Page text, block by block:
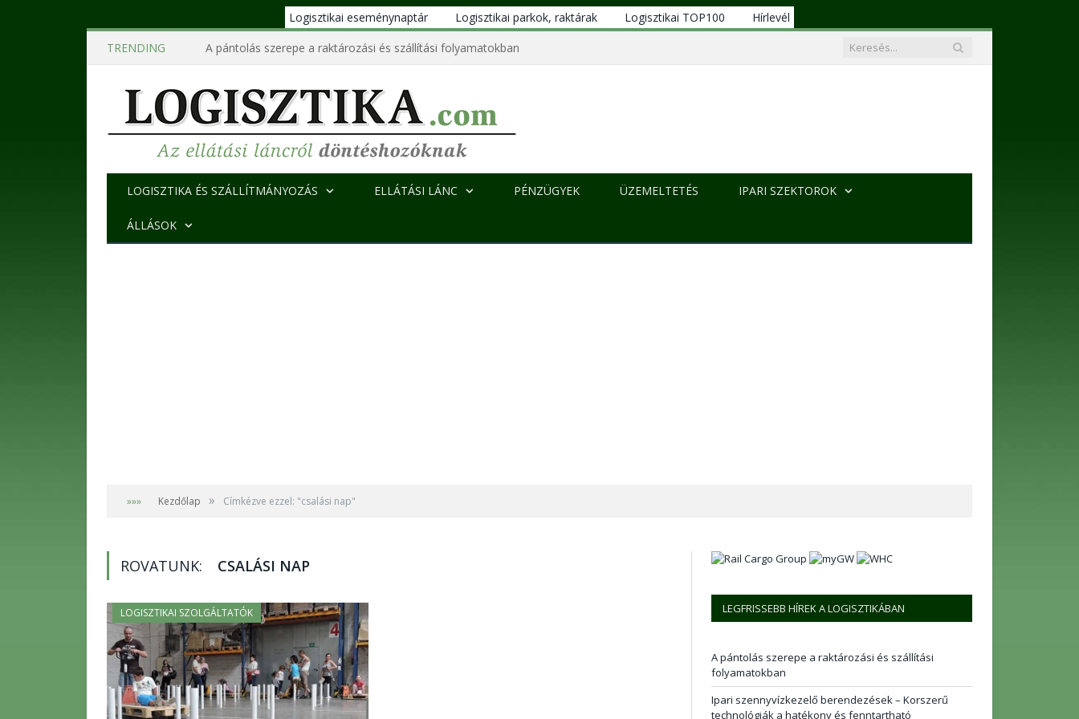
Logisztikai eseménynaptár Logisztikai parkok, raktárak Logisztikai TOP100
Hírlevél
TRENDING
A pántolás szerepe a raktározási és szállítási folyamatokban
LOGISZTIKA ÉS SZÁLLÍTMÁNYOZÁS ELLÁTÁSI LÁNC PÉNZÜGYEK ÜZEMELTETÉS IPARI SZEKTOROK
ÁLLÁSOK
»»» Kezdőlap » Címkézve ezzel: "csalási nap"
ROVATUNK: CSALÁSI NAP
LOGISZTIKAI SZOLGÁLTATÓK LEGFRISSEBB HÍREK A LOGISZTIKÁBAN
A pántolás szerepe a raktározási és szállítási
folyamatokban
Ipari szennyvízkezelő berendezések – Korszerű
technológiák a hatékony és fenntartható